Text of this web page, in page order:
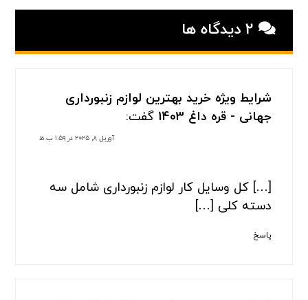
۲ دیدگاه ها
شرایط ویژه خرید بهترین لوازم زنبورداری
جهانی - قره داغ 1403
گفت:
آوریل ۸, ۲۰۲۵ در ۱:۵۹ ب.ظ
[…] کل وسایل کار لوازم زنبورداری شامل سه
دسته کلی […]
پاسخ